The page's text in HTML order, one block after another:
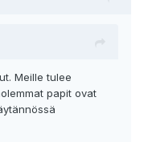
Meille tulee
papit ovat